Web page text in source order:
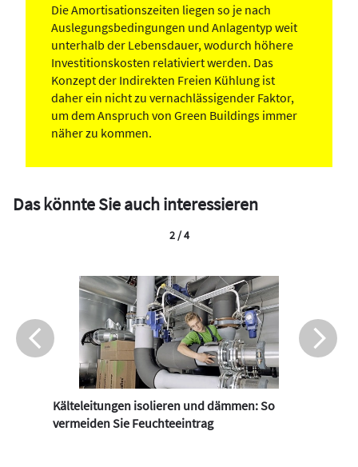
Die Amortisationszeiten liegen so je nach
Auslegungsbedingungen und Anlagentyp weit
unterhalb der Lebensdauer, wodurch höhere
Investitionskosten relativiert werden. Das
Konzept der Indirekten Freien Kühlung ist
daher ein nicht zu vernachlässigender Faktor,
um dem Anspruch von Green Buildings immer
näher zu kommen.
Das könnte Sie auch interessieren
Kälteleitungen isolieren und dämmen: So
vermeiden Sie Feuchteeintrag
2 / 4